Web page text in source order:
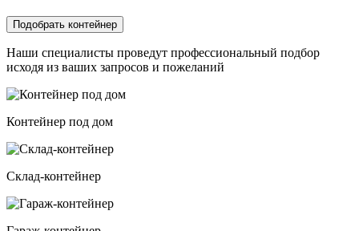
Подобрать контейнер
Наши специалисты проведут профессиональный подбор
исходя из ваших запросов и пожеланий
Контейнер под дом
Склад-контейнер